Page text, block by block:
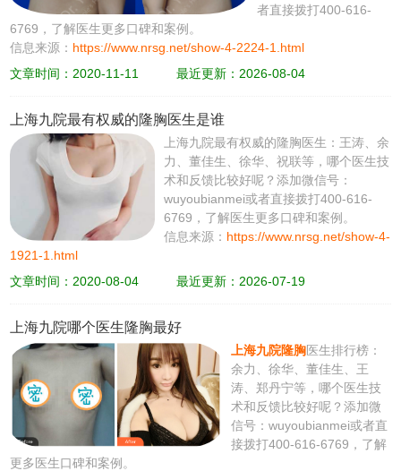
者直接拨打400-616-
6769，了解医生更多口碑和案例。
信息来源： https://www.nrsg.net/show-4-2224-1.html
文章时间：2020-11-11
最近更新：2026-08-04
上海九院最有权威的隆胸医生是谁
上海九院最有权威的隆胸医生：王涛、余
力、董佳生、徐华、祝联等，哪个医生技
术和反馈比较好呢？添加微信号：
wuyoubianmei或者直接拨打400-616-
6769，了解医生更多口碑和案例。
信息来源： https://www.nrsg.net/show-4-
1921-1.html
文章时间：2020-08-04
最近更新：2026-07-19
上海九院哪个医生隆胸最好
上海九院隆胸医生排行榜：
余力、徐华、董佳生、王
涛、郑丹宁等，哪个医生技
术和反馈比较好呢？添加微
信号：wuyoubianmei或者直
接拨打400-616-6769，了解
更多医生口碑和案例。